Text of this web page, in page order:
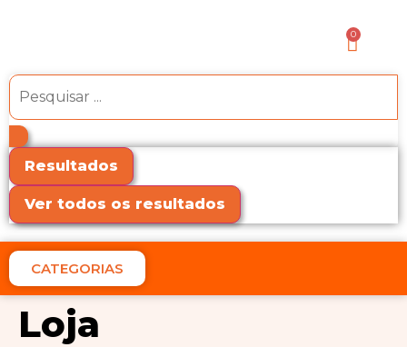
0
Resultados
Ver todos os resultados
CATEGORIAS
Loja